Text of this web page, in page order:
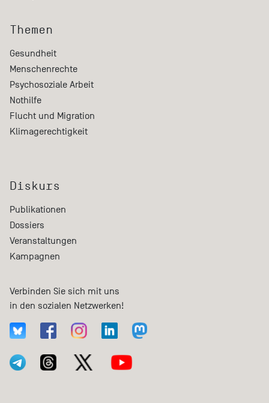
Themen
Gesundheit
Menschenrechte
Psychosoziale Arbeit
Nothilfe
Flucht und Migration
Klimagerechtigkeit
Diskurs
Publikationen
Dossiers
Veranstaltungen
Kampagnen
Verbinden Sie sich mit uns
in den sozialen Netzwerken!